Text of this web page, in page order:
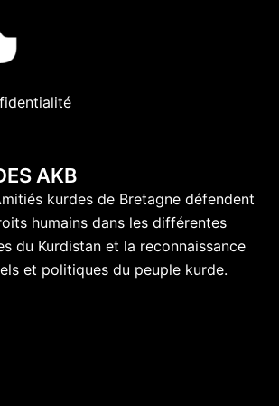
AKB
kurdes de Bretagne défendent
humains dans les différentes
du Kurdistan et la reconnaissance
et politiques du peuple kurde.